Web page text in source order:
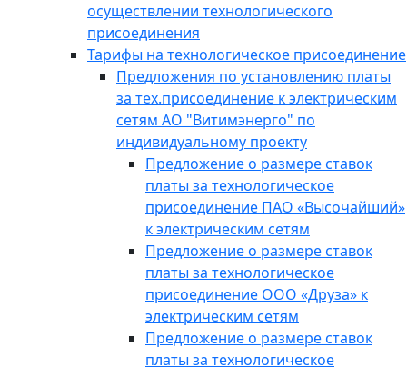
осуществлении технологического
присоединения
Тарифы на технологическое присоединение
Предложения по установлению платы
за тех.присоединение к электрическим
сетям АО "Витимэнерго" по
индивидуальному проекту
Предложение о размере ставок
платы за технологическое
присоединение ПАО «Высочайший»
к электрическим сетям
Предложение о размере ставок
платы за технологическое
присоединение ООО «Друза» к
электрическим сетям
Предложение о размере ставок
платы за технологическое